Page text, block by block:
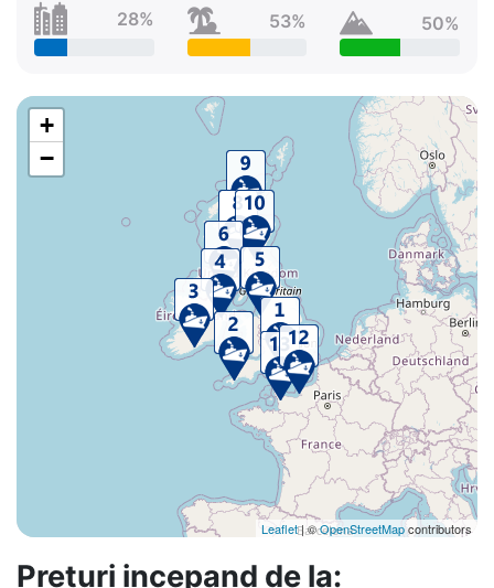
28%
53%
50%
+
−
Leaflet| ©OpenStreetMapcontributors
Preturi incepand de la: